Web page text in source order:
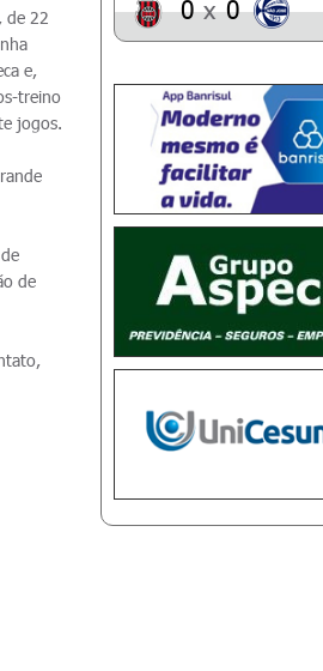
de 22
e,
treino
jogos.
de
0 x 0